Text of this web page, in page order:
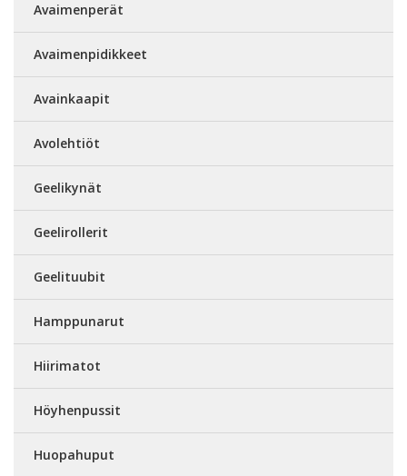
Avaimenperät
Avaimenpidikkeet
Avainkaapit
Avolehtiöt
Geelikynät
Geelirollerit
Geelituubit
Hamppunarut
Hiirimatot
Höyhenpussit
Huopahuput